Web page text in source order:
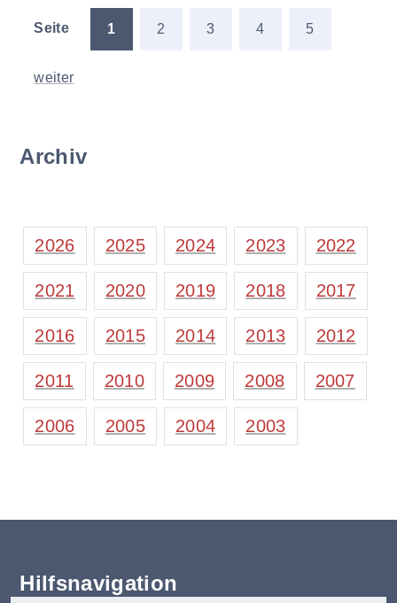
Seite 1 2 3 4 5
weiter
Archiv
2026 2025 2024 2023 2022
2021 2020 2019 2018 2017
2016 2015 2014 2013 2012
2011 2010 2009 2008 2007
2006 2005 2004 2003
Hilfsnavigation